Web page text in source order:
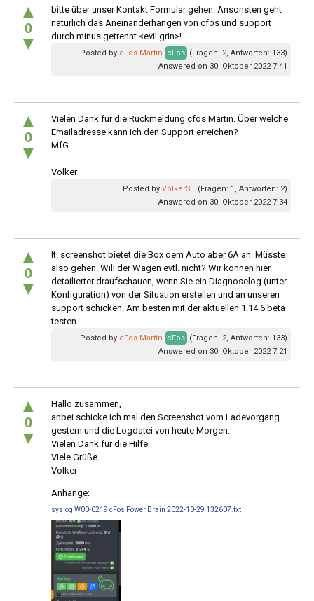
▲
0
▼
bitte über unser Kontakt Formular gehen. Ansonsten geht
natürlich das Aneinanderhängen von cfos und support
durch minus getrennt <evil grin>!
Posted by cFos Martin cFos (Fragen: 2, Antworten: 133)
Answered on 30. Oktober 2022 7:41
▲
0
▼
Vielen Dank für die Rückmeldung cfos Martin. Über welche
Emailadresse kann ich den Support erreichen?
MfG
Volker
Posted by VolkerST (Fragen: 1, Antworten: 2)
Answered on 30. Oktober 2022 7:34
▲
0
▼
lt. screenshot bietet die Box dem Auto aber 6A an. Müsste
also gehen. Will der Wagen evtl. nicht? Wir können hier
detailierter draufschauen, wenn Sie ein Diagnoselog (unter
Konfiguration) von der Situation erstellen und an unseren
support schicken. Am besten mit der aktuellen 1.14.6 beta
testen.
Posted by cFos Martin cFos (Fragen: 2, Antworten: 133)
Answered on 30. Oktober 2022 7:21
▲
0
▼
Hallo zusammen,
anbei schicke ich mal den Screenshot vom Ladevorgang
gestern und die Logdatei von heute Morgen.
Vielen Dank für die Hilfe
Viele Grüße
Volker
Anhänge:
syslog W00-0219 cFos Power Brain 2022-10-29 132607.txt